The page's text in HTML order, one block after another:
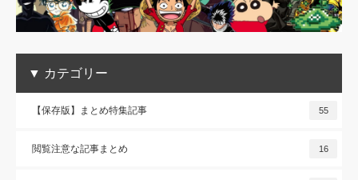
▼ カテゴリー
【保存版】まとめ特集記事 55
閲覧注意な記事まとめ 16